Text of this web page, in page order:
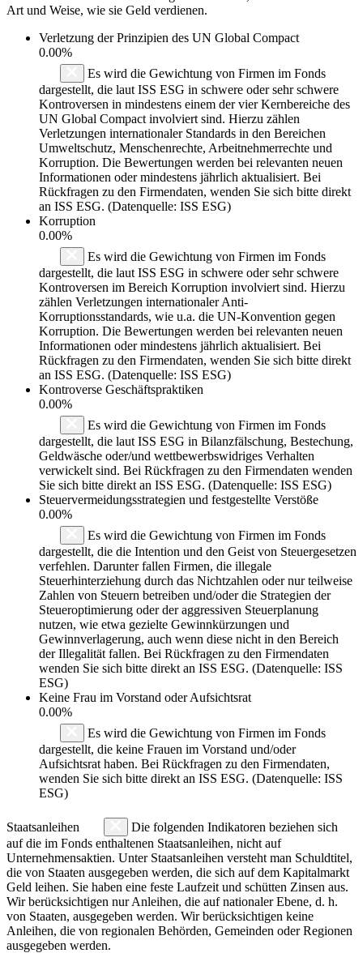
Art und Weise, wie sie Geld verdienen.
Verletzung der Prinzipien des UN Global Compact
0.00%
Es wird die Gewichtung von Firmen im Fonds
dargestellt, die laut ISS ESG in schwere oder sehr schwere
Kontroversen in mindestens einem der vier Kernbereiche des
UN Global Compact involviert sind. Hierzu zählen
Verletzungen internationaler Standards in den Bereichen
Umweltschutz, Menschenrechte, Arbeitnehmerrechte und
Korruption. Die Bewertungen werden bei relevanten neuen
Informationen oder mindestens jährlich aktualisiert. Bei
Rückfragen zu den Firmendaten, wenden Sie sich bitte direkt
an ISS ESG. (Datenquelle: ISS ESG)
Korruption
0.00%
Es wird die Gewichtung von Firmen im Fonds
dargestellt, die laut ISS ESG in schwere oder sehr schwere
Kontroversen im Bereich Korruption involviert sind. Hierzu
zählen Verletzungen internationaler Anti-
Korruptionsstandards, wie u.a. die UN-Konvention gegen
Korruption. Die Bewertungen werden bei relevanten neuen
Informationen oder mindestens jährlich aktualisiert. Bei
Rückfragen zu den Firmendaten, wenden Sie sich bitte direkt
an ISS ESG. (Datenquelle: ISS ESG)
Kontroverse Geschäftspraktiken
0.00%
Es wird die Gewichtung von Firmen im Fonds
dargestellt, die laut ISS ESG in Bilanzfälschung, Bestechung,
Geldwäsche oder/und wettbewerbswidriges Verhalten
verwickelt sind. Bei Rückfragen zu den Firmendaten wenden
Sie sich bitte direkt an ISS ESG. (Datenquelle: ISS ESG)
Steuervermeidungsstrategien und festgestellte Verstöße
0.00%
Es wird die Gewichtung von Firmen im Fonds
dargestellt, die die Intention und den Geist von Steuergesetzen
verfehlen. Darunter fallen Firmen, die illegale
Steuerhinterziehung durch das Nichtzahlen oder nur teilweise
Zahlen von Steuern betreiben und/oder die Strategien der
Steueroptimierung oder der aggressiven Steuerplanung
nutzen, wie etwa gezielte Gewinnkürzungen und
Gewinnverlagerung, auch wenn diese nicht in den Bereich
der Illegalität fallen. Bei Rückfragen zu den Firmendaten
wenden Sie sich bitte direkt an ISS ESG. (Datenquelle: ISS
ESG)
Keine Frau im Vorstand oder Aufsichtsrat
0.00%
Es wird die Gewichtung von Firmen im Fonds
dargestellt, die keine Frauen im Vorstand und/oder
Aufsichtsrat haben. Bei Rückfragen zu den Firmendaten,
wenden Sie sich bitte direkt an ISS ESG. (Datenquelle: ISS
ESG)
Staatsanleihen
Die folgenden Indikatoren beziehen sich
auf die im Fonds enthaltenen Staatsanleihen, nicht auf
Unternehmensaktien. Unter Staatsanleihen versteht man Schuldtitel,
die von Staaten ausgegeben werden, die sich auf dem Kapitalmarkt
Geld leihen. Sie haben eine feste Laufzeit und schütten Zinsen aus.
Wir berücksichtigen nur Anleihen, die auf nationaler Ebene, d. h.
von Staaten, ausgegeben werden. Wir berücksichtigen keine
Anleihen, die von regionalen Behörden, Gemeinden oder Regionen
ausgegeben werden.